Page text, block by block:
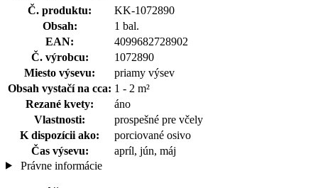
Č. produktu:
KK-1072890
Obsah:
1 bal.
EAN:
4099682728902
Č. výrobcu:
1072890
Miesto výsevu:
priamy výsev
Obsah vystačí na cca: 1 - 2 m²
Rezané kvety:
áno
Vlastnosti:
prospešné pre včely
K dispozícii ako:
porciované osivo
Čas výsevu:
apríl, jún, máj
Právne informácie